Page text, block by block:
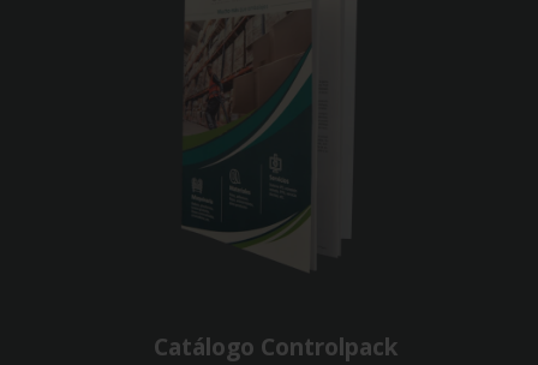
Catálogo Controlpack